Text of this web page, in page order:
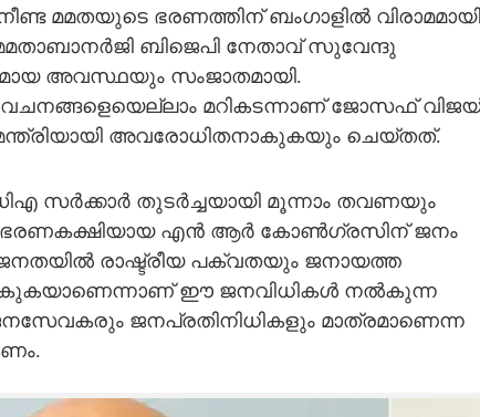
മമതയുടെ ഭരണത്തിന് ബംഗാളില്‍
ബിജെപി നേതാവ് സുവേന്ദു
അവസ്ഥയും സംജാതമായി.
പ്രവചനങ്ങളെയെല്ലാം മറികടന്നാണ് ജോസഫ് വിജയ്
അവരോധിതനാകുകയും ചെയ്തത്.
സര്‍ക്കാര്‍ തുടര്‍ച്ചയായി മൂന്നാം തവണയും
ഭരണകക്ഷിയായ എന്‍ ആര്‍ കോണ്‍ഗ്രസിന് ജനം
രാഷ്ട്രീയ പക്വതയും ജനായത്ത
ഈ ജനവിധികള്‍ നല്‍കുന്ന
ജനപ്രതിനിധികളും മാത്രമാണെന്ന